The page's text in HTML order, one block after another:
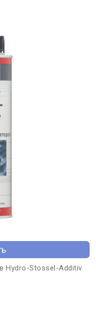
Hydro-Stossel-Additiv